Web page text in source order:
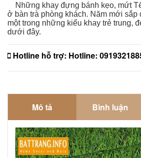
Những khay đựng bánh kẹo, mứt
ở bàn trà phòng khách. Năm mới sắp
một trong những kiểu khay trẻ trung,
dưới đây.
Hotline hỗ trợ: Hotline:
Mô tả Bình luận